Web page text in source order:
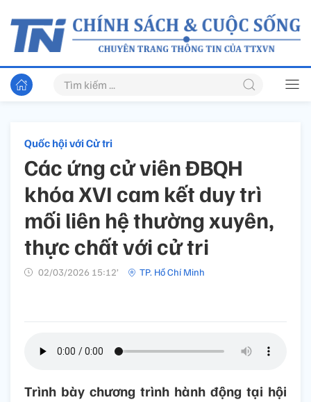
Quốc hội với Cử tri
Các ứng cử viên ĐBQH
khóa XVI cam kết duy trì
mối liên hệ thường xuyên,
thực chất với cử tri
02/03/2026 15:12’ TP. Hồ Chí Minh
Trình bày chương trình hành động tại hội